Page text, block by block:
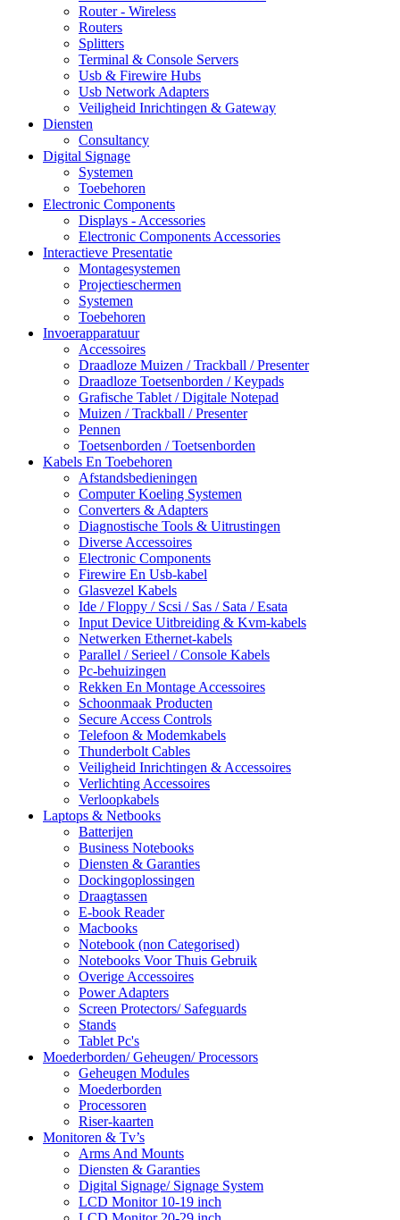
Router - Wireless
Routers
Splitters
Terminal & Console Servers
Usb & Firewire Hubs
Usb Network Adapters
Veiligheid Inrichtingen & Gateway
Diensten
Consultancy
Digital Signage
Systemen
Toebehoren
Electronic Components
Displays - Accessories
Electronic Components Accessories
Interactieve Presentatie
Montagesystemen
Projectieschermen
Systemen
Toebehoren
Invoerapparatuur
Accessoires
Draadloze Muizen / Trackball / Presenter
Draadloze Toetsenborden / Keypads
Grafische Tablet / Digitale Notepad
Muizen / Trackball / Presenter
Pennen
Toetsenborden / Toetsenborden
Kabels En Toebehoren
Afstandsbedieningen
Computer Koeling Systemen
Converters & Adapters
Diagnostische Tools & Uitrustingen
Diverse Accessoires
Electronic Components
Firewire En Usb-kabel
Glasvezel Kabels
Ide / Floppy / Scsi / Sas / Sata / Esata
Input Device Uitbreiding & Kvm-kabels
Netwerken Ethernet-kabels
Parallel / Serieel / Console Kabels
Pc-behuizingen
Rekken En Montage Accessoires
Schoonmaak Producten
Secure Access Controls
Telefoon & Modemkabels
Thunderbolt Cables
Veiligheid Inrichtingen & Accessoires
Verlichting Accessoires
Verloopkabels
Laptops & Netbooks
Batterijen
Business Notebooks
Diensten & Garanties
Dockingoplossingen
Draagtassen
E-book Reader
Macbooks
Notebook (non Categorised)
Notebooks Voor Thuis Gebruik
Overige Accessoires
Power Adapters
Screen Protectors/ Safeguards
Stands
Tablet Pc's
Moederborden/ Geheugen/ Processors
Geheugen Modules
Moederborden
Processoren
Riser-kaarten
Monitoren & Tv’s
Arms And Mounts
Diensten & Garanties
Digital Signage/ Signage System
LCD Monitor 10-19 inch